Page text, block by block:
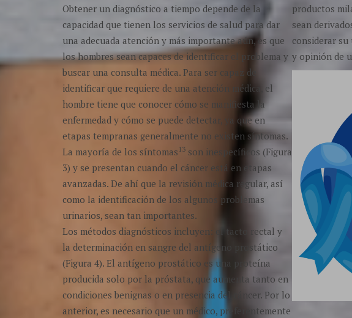
Obtener un diagnóstico a tiempo depende de la
capacidad que tienen los servicios de salud para dar
una adecuada atención y más importante aún, es que
los hombres sean capaces de identificar el problema y
buscar una consulta médica. Para ser capaz de
identificar que requiere de una atención médica, el
hombre tiene que conocer cómo se manifiesta la
enfermedad y cómo se puede detectar, ya que en
etapas tempranas generalmente no existen síntomas.
La mayoría de los síntomas 13 son inespecíficos (Figura
3) y se presentan cuando el cáncer está en etapas
avanzadas. De ahí que la revisión médica regular, así
como la identificación de los algunos problemas
urinarios, sean tan importantes.
Los métodos diagnósticos incluyen: el tacto rectal y
la determinación en sangre del antígeno prostático
(Figura 4). El antígeno prostático es una proteína
producida solo por la próstata, que aumenta tanto en
condiciones benignas o en presencia del cáncer. Por lo
anterior, es necesario que un médico, preferentemente
productos
sean
considerar
y opinión de